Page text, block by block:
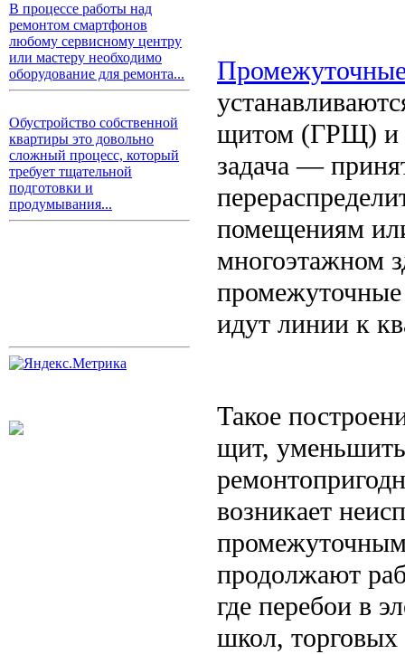
В процессе работы над
ремонтом смартфонов
любому сервисному центру
или мастеру необходимо
оборудование для ремонта...
Обустройство собственной
квартиры это довольно
сложный процесс, который
требует тщательной
подготовки и
продумывания...
щитом (ГРЩ) и
задача —
помещениям
многоэтажном
идут линии к
Такое
щит,
возникает
продолжают
где перебои в
школ,